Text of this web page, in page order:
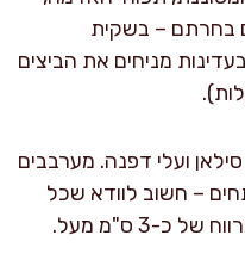
בחרתם – בשקית
מניחים את הביצים
ועלי דפנה. מערבבים
– חשוב לוודא שכל
כ-3 ס"מ מעל.